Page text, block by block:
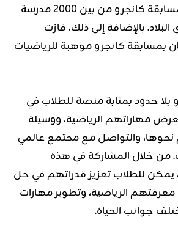
عشرين مدرسة في مسابقة كانجرو من بين 2000 مدرسة
بالإضافة إلى ذلك، فازت
بمسابقة كانجرو موهبة للرياضيات
بلا حدود بمثابة منصة للطلاب في
مهاراتهم الرياضية، ووسيلة
والتواصل مع مجتمع عالمي
من خلال المشاركة في هذه
يمكن للطلاب تعزيز قدراتهم في حل
الرياضية، وتطوير مهارات
جوانب الحياة.